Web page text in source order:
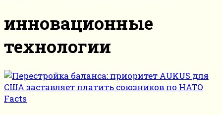
инновационные
технологии
Facts